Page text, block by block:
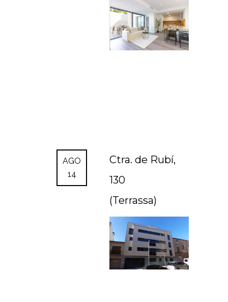
AGO
14
Ctra. de Rubí,
130
(Terrassa)